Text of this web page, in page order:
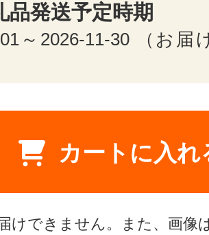
品発送予定時期
01～2026-11-30 （お届
カートに入れ
けできません。また、画像